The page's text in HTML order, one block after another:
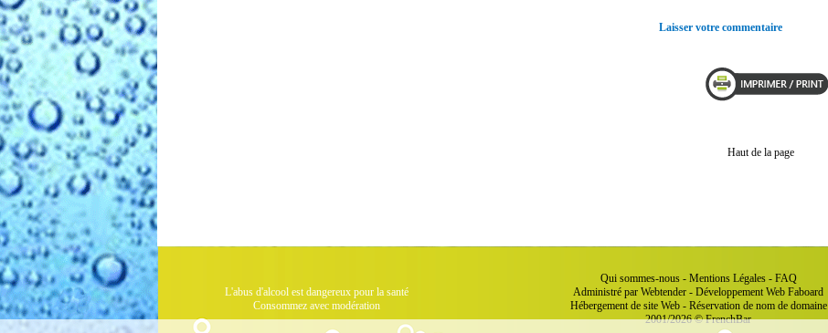
Laisser votre commentaire
Haut de la page
L'abus d'alcool est dangereux pour la santé
Consommez avec modération
Qui sommes-nous- Mentions Légales- FAQ
Administré par Webtender - Développement Web Faboard
Hébergement de site Web- Réservation de nom de domaine
2001/2026 © FrenchBar